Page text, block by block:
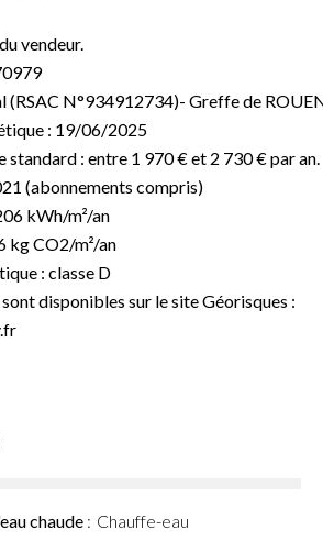
vendeur.
N°934912734)- Greffe de
: 19/06/2025
standard : entre 1 970 € et 2 730 € par an.
(abonnements compris)
kWh/m²/an
kg CO2/m²/an
: classe D
disponibles sur le site Géorisques :
chaude Chauffe-eau